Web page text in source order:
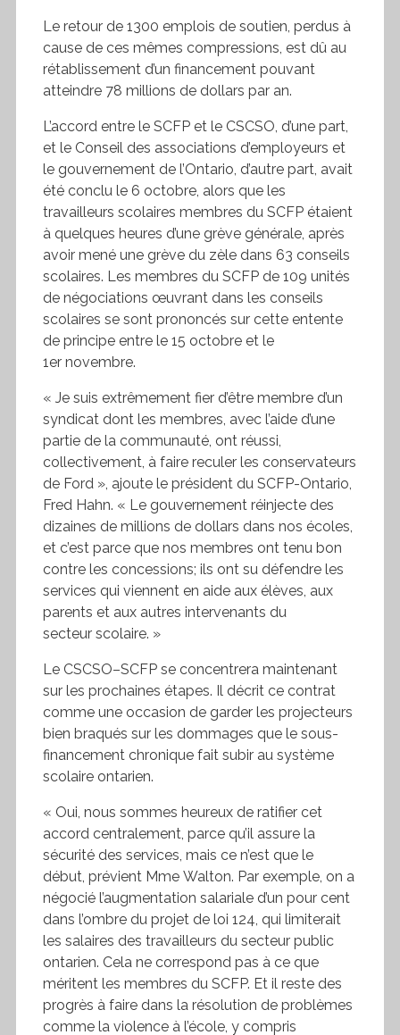
Le retour de 1300 emplois de soutien, perdus à
cause de ces mêmes compressions, est dû au
rétablissement d’un financement pouvant
atteindre 78 millions de dollars par an.
L’accord entre le SCFP et le CSCSO , d’une part,
et le Conseil des associations d’employeurs et
le gouvernement de l’Ontario, d’autre part, avait
été conclu le 6 octobre, alors que les
travailleurs scolaires membres du SCFP étaient
à quelques heures d’une grève générale, après
avoir mené une grève du zèle dans 63 conseils
scolaires. Les membres du SCFP de 109 unités
de négociations œuvrant dans les conseils
scolaires se sont prononcés sur cette entente
de principe entre le 15 octobre et le
1er novembre.
« Je suis extrêmement fier d’être membre d’un
syndicat dont les membres, avec l’aide d’une
partie de la communauté, ont réussi,
collectivement, à faire reculer les conservateurs
de Ford », ajoute le président du SCFP-Ontario,
Fred Hahn. « Le gouvernement réinjecte des
dizaines de millions de dollars dans nos écoles,
et c’est parce que nos membres ont tenu bon
contre les concessions; ils ont su défendre les
services qui viennent en aide aux élèves, aux
parents et aux autres intervenants du
secteur scolaire. »
Le CSCSO–SCFP se concentrera maintenant
sur les prochaines étapes. Il décrit ce contrat
comme une occasion de garder les projecteurs
bien braqués sur les dommages que le sous-
financement chronique fait subir au système
scolaire ontarien.
« Oui, nous sommes heureux de ratifier cet
accord centralement, parce qu’il assure la
sécurité des services, mais ce n’est que le
début, prévient Mme Walton. Par exemple, on a
négocié l’augmentation salariale d’un pour cent
dans l’ombre du projet de loi 124, qui limiterait
les salaires des travailleurs du secteur public
ontarien. Cela ne correspond pas à ce que
méritent les membres du SCFP. Et il reste des
progrès à faire dans la résolution de problèmes
comme la violence à l’école, y compris